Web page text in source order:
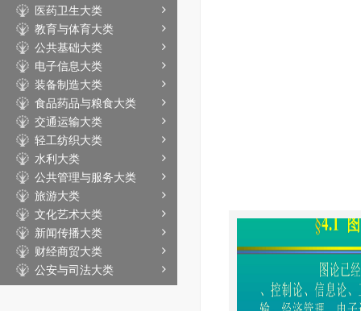
医药卫生大类
教育与体育大类
公共基础大类
电子信息大类
装备制造大类
食品药品与粮食大类
交通运输大类
轻工纺织大类
水利大类
公共管理与服务大类
旅游大类
文化艺术大类
新闻传播大类
财经商贸大类
公安与司法大类